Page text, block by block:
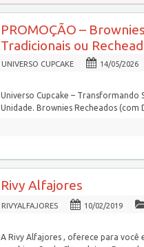
PROMOÇÃO – Brownies
Tradicionais ou
UNIVERSO CUPCAKE 14/05/2026
Universo Cupcake – Transformando
Unidade. Brownies Recheados (com
Rivy Alfajores
RIVYALFAJORES 10/02/2019
A Rivy Alfajores , oferece para você